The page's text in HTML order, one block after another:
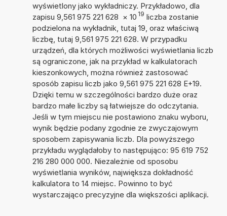
wyświetlony jako wykładniczy. Przykładowo, dla
zapisu 9,561 975 221 628 × 10 19 liczba zostanie
podzielona na wykładnik, tutaj 19, oraz właściwą
liczbę, tutaj 9,561 975 221 628. W przypadku
urządzeń, dla których możliwości wyświetlania liczb
są ograniczone, jak na przykład w kalkulatorach
kieszonkowych, można również zastosować
sposób zapisu liczb jako 9,561 975 221 628 E+19.
Dzięki temu w szczególności bardzo duże oraz
bardzo małe liczby są łatwiejsze do odczytania.
Jeśli w tym miejscu nie postawiono znaku wyboru,
wynik będzie podany zgodnie ze zwyczajowym
sposobem zapisywania liczb. Dla powyższego
przykładu wyglądałoby to następująco: 95 619 752
216 280 000 000. Niezależnie od sposobu
wyświetlania wyników, największa dokładność
kalkulatora to 14 miejsc. Powinno to być
wystarczająco precyzyjne dla większości aplikacji.